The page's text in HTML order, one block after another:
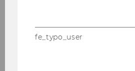
Intranetfe_typo_user